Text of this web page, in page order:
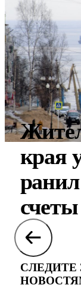
края
СЛЕДИТЕ